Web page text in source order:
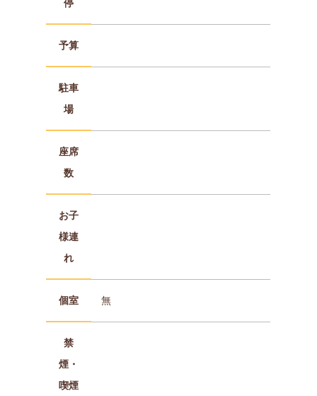
停
予算
駐車
場
座席
数
お子
様連
れ
個室 無
禁
煙・
喫煙